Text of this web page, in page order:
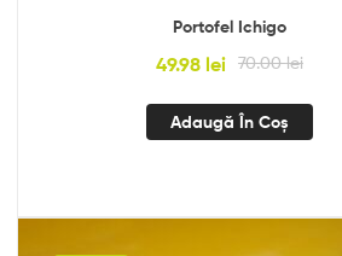
Portofel Ichigo
70.00lei
49.98 lei
Adaugă În Coș